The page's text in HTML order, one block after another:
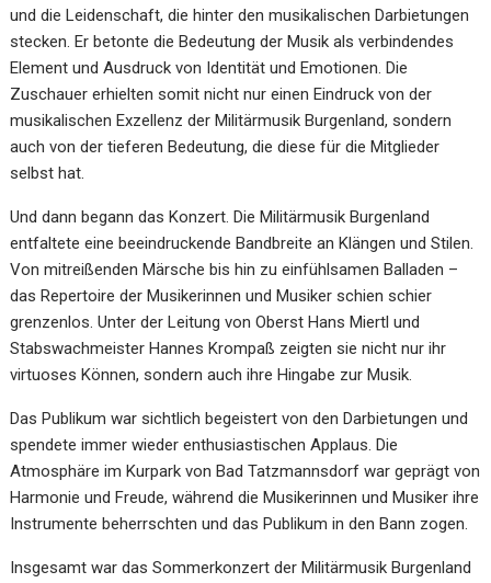
und die Leidenschaft, die hinter den musikalischen Darbietungen
stecken. Er betonte die Bedeutung der Musik als verbindendes
Element und Ausdruck von Identität und Emotionen. Die
Zuschauer erhielten somit nicht nur einen Eindruck von der
musikalischen Exzellenz der Militärmusik Burgenland, sondern
auch von der tieferen Bedeutung, die diese für die Mitglieder
selbst hat.
Und dann begann das Konzert. Die Militärmusik Burgenland
entfaltete eine beeindruckende Bandbreite an Klängen und Stilen.
Von mitreißenden Märsche bis hin zu einfühlsamen Balladen –
das Repertoire der Musikerinnen und Musiker schien schier
grenzenlos. Unter der Leitung von Oberst Hans Miertl und
Stabswachmeister Hannes Krompaß zeigten sie nicht nur ihr
virtuoses Können, sondern auch ihre Hingabe zur Musik.
Das Publikum war sichtlich begeistert von den Darbietungen und
spendete immer wieder enthusiastischen Applaus. Die
Atmosphäre im Kurpark von Bad Tatzmannsdorf war geprägt von
Harmonie und Freude, während die Musikerinnen und Musiker ihre
Instrumente beherrschten und das Publikum in den Bann zogen.
Insgesamt war das Sommerkonzert der Militärmusik Burgenland